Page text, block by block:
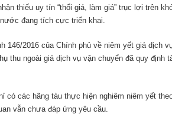
thiếu uy tín “thổi giá, làm giá” trục lợi trên
đang tích cực triển khai.
146/2016 của Chính phủ về niêm yết giá dịch
thu ngoài giá dịch vụ vận chuyển đã quy định
có các hãng tàu thực hiện nghiêm niêm yết
vẫn chưa đáp ứng yêu cầu.